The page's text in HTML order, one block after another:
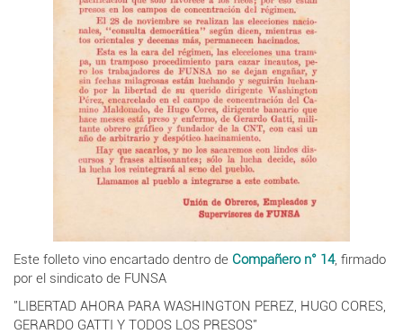
Este folleto vino encartado dentro de Compañero n° 14, firmado
por el sindicato de FUNSA
"LIBERTAD AHORA PARA WASHINGTON PEREZ, HUGO CORES,
GERARDO GATTI Y TODOS LOS PRESOS"